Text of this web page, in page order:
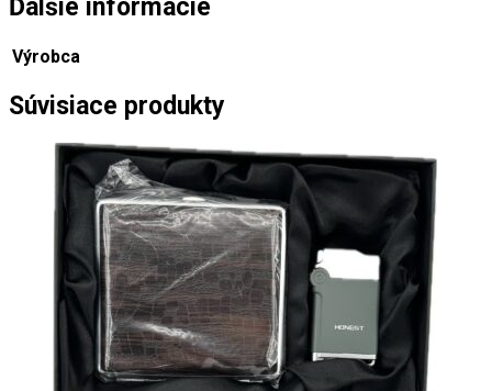
Ďalšie informácie
Výrobca
Súvisiace produkty